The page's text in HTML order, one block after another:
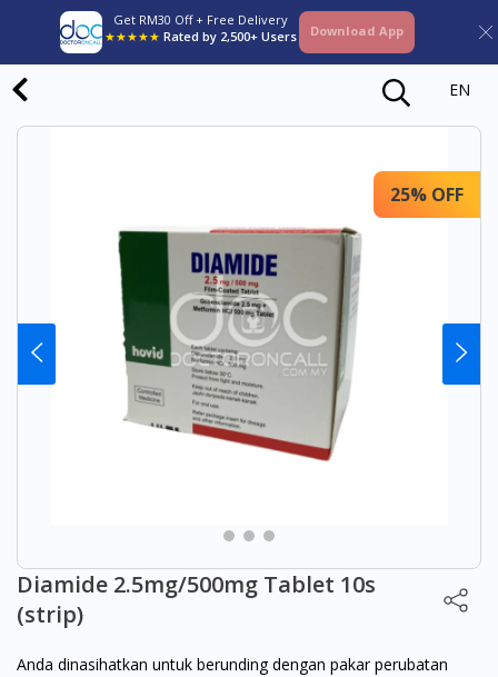
Get RM30 Off + Free Delivery
★★★★★ Rated by 2,500+ Users Download App
EN
25% OFF
Diamide 2.5mg/500mg Tablet 10s
(strip)
Anda dinasihatkan untuk berunding dengan pakar perubatan